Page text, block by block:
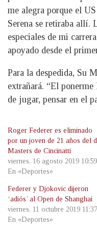
me alegra porque el
Serena se retiraba allí.
especiales de mi
apoyado desde el
Para la despedida, Su
extrañará. “El
de jugar, pensar en el
Roger Federer es eliminado
por un joven de 21 años del
Masters de Cincinatti
viernes, 16 agosto 2019
En «Deportes»
Federer y Djokovic dijeron
‘adiós’ al Open de Shanghai
viernes, 11 octubre 2019
En «Deportes»